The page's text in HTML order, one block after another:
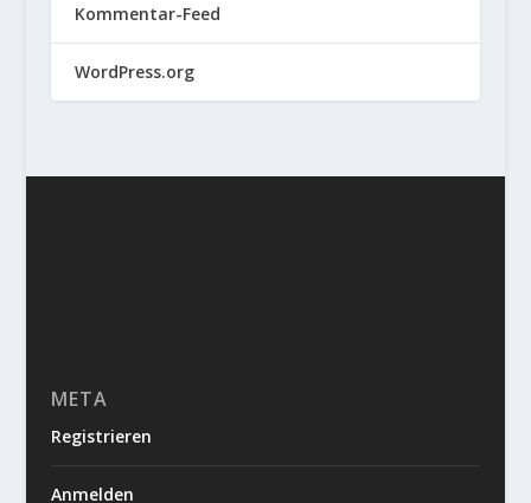
Kommentar-Feed
WordPress.org
META
Registrieren
Anmelden